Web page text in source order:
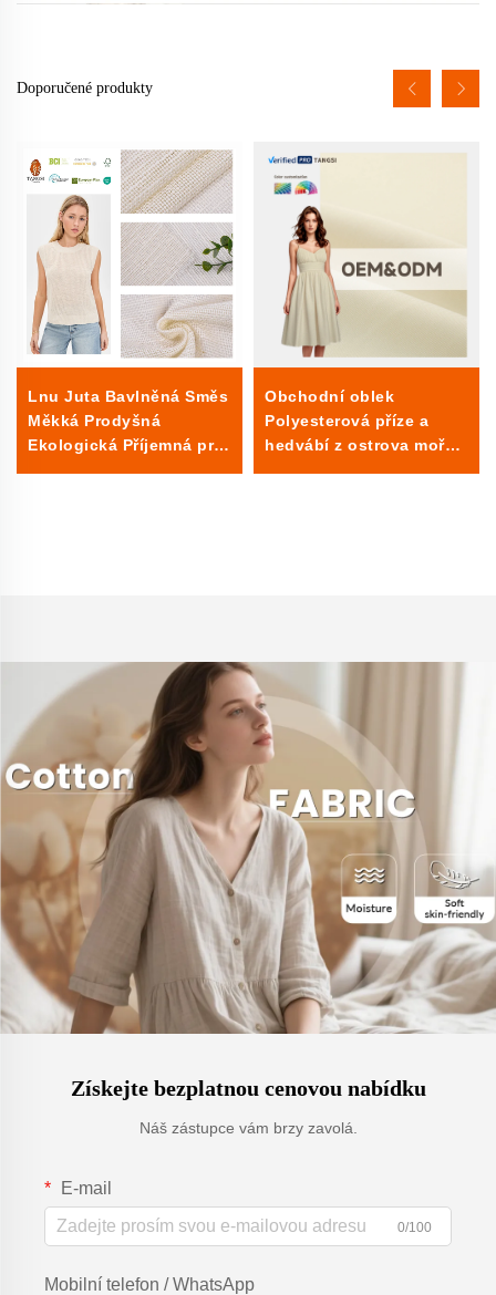
Doporučené produkty
Lnu Juta Bavlněná Směs
Měkká Prodyšná
Ekologická Příjemná pro
Obchodní oblek
Polyesterová příze a
hedvábí z ostrova moře
Získejte bezplatnou cenovou nabídku
Náš zástupce vám brzy zavolá.
E-mail
0/100
Mobilní telefon / WhatsApp